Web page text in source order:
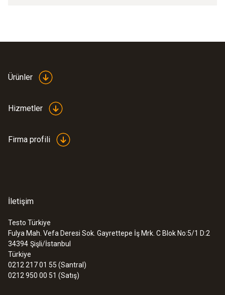
Ürünler
Hizmetler
Firma profili
İletişim
Testo Türkiye
Fulya Mah. Vefa Deresi Sok. Gayrettepe İş Mrk. C Blok No:5/1 D:2
34394 Şişli/İstanbul
Türkiye
0212 217 01 55 (Santral)
0212 950 00 51 (Satış)